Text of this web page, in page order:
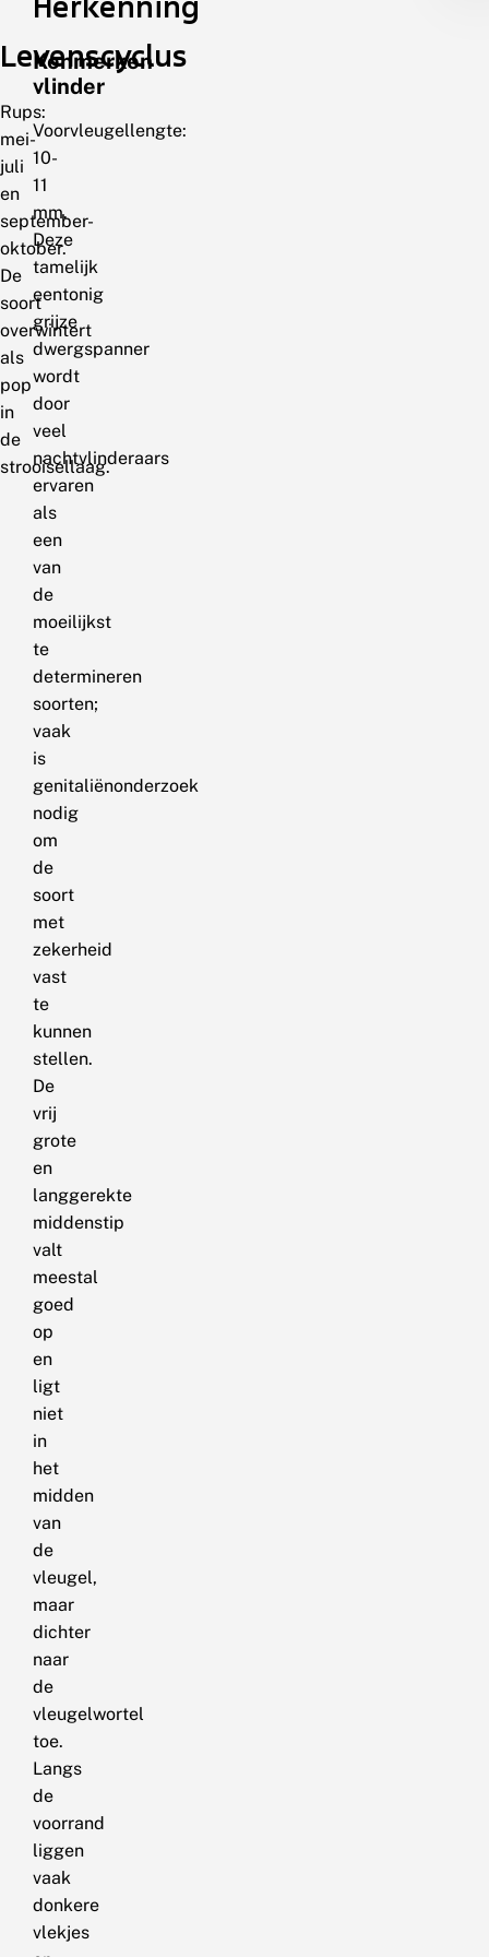
Levenscyclus
Rups:
mei-
juli
en
september-
oktober.
De
soort
overwintert
als
pop
in
de
strooisellaag.
Kenmerken
vlinder
Voorvleugellengte:
10-
11
mm.
Deze
tamelijk
eentonig
grijze
dwergspanner
wordt
door
veel
nachtvlinderaars
ervaren
als
een
van
de
moeilijkst
te
determineren
soorten;
vaak
is
genitaliënonderzoek
nodig
om
de
soort
met
zekerheid
vast
te
kunnen
stellen.
De
vrij
grote
en
langgerekte
middenstip
valt
meestal
goed
op
en
ligt
niet
in
het
midden
van
de
vleugel,
maar
dichter
naar
de
vleugelwortel
toe.
Langs
de
voorrand
liggen
vaak
donkere
vlekjes